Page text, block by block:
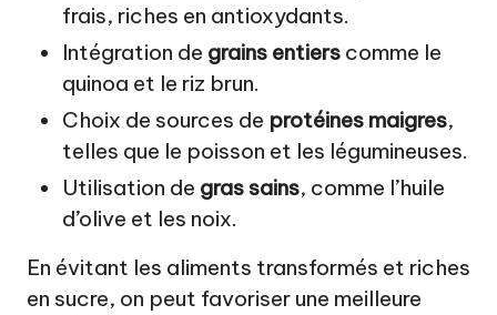
frais, riches en antioxydants.
Intégration de grains entiers comme le
quinoa et le riz brun.
Choix de sources de protéines maigres,
telles que le poisson et les légumineuses.
Utilisation de gras sains, comme l’huile
d’olive et les noix.
En évitant les aliments transformés et riches
en sucre, on peut favoriser une meilleure